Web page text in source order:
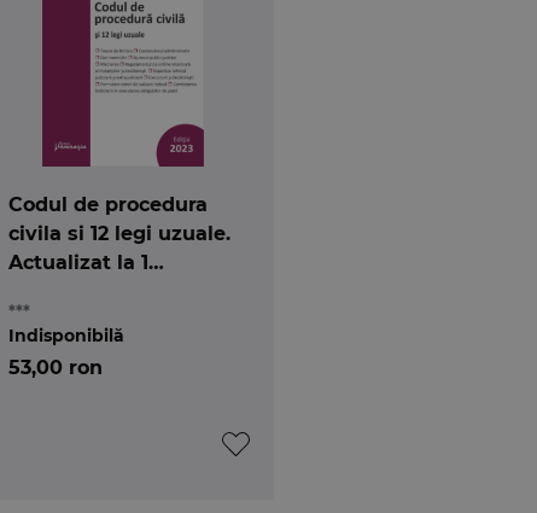
Codul de procedura
civila si 12 legi uzuale.
Actualizat la 1
***
53,00 ron
Indisponibilă